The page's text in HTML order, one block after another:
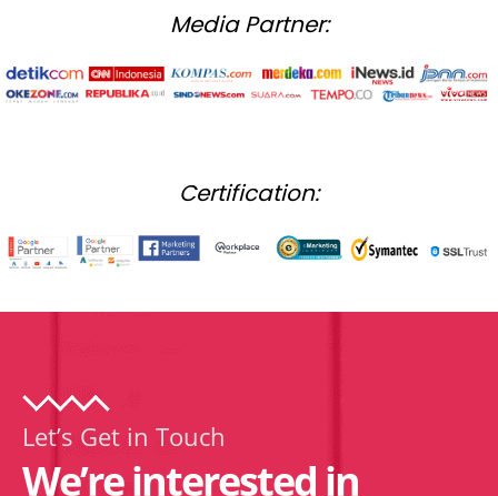
Media Partner:
Certification:
Let’s Get in Touch
We’re interested in